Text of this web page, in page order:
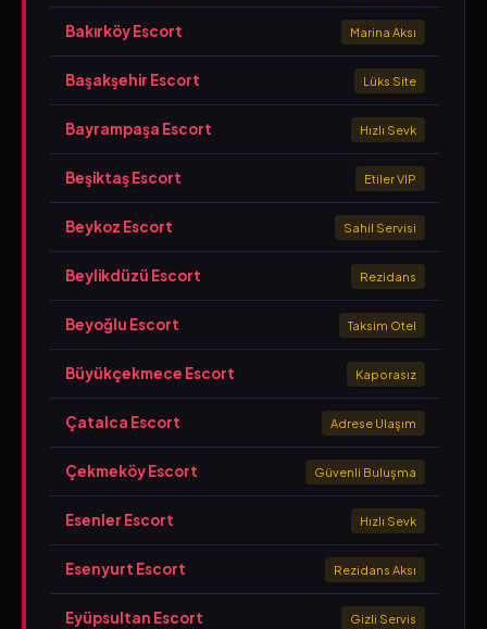
Bakırköy Escort Marina Aksı
Başakşehir Escort Lüks Site
Bayrampaşa Escort Hızlı Sevk
Beşiktaş Escort Etiler VIP
Beykoz Escort Sahil Servisi
Beylikdüzü Escort Rezidans
Beyoğlu Escort Taksim Otel
Büyükçekmece Escort Kaporasız
Çatalca Escort Adrese Ulaşım
Çekmeköy Escort Güvenli Buluşma
Esenler Escort Hızlı Sevk
Esenyurt Escort Rezidans Aksı
Eyüpsultan Escort Gizli Servis